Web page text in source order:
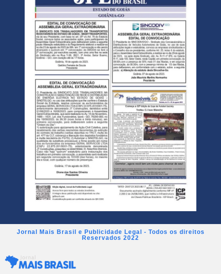
Jornal Mais Brasil e Publicidade Legal - Todos os direitos
Reservados 2022